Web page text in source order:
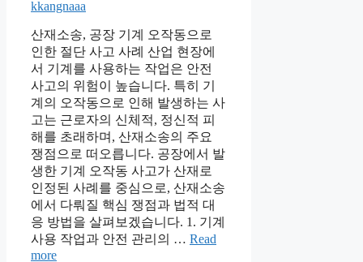
kkangnaaa
산재소송, 공장 기계 오작동으로
인한 절단 사고 사례 산업 현장에
서 기계를 사용하는 작업은 안전
사고의 위험이 높습니다. 특히 기
계의 오작동으로 인해 발생하는 사
고는 근로자의 신체적, 정신적 피
해를 초래하며, 산재소송의 주요
쟁점으로 떠오릅니다. 공장에서 발
생한 기계 오작동 사고가 산재로
인정된 사례를 중심으로, 산재소송
에서 다뤄질 핵심 쟁점과 법적 대
응 방법을 살펴보겠습니다. 1. 기계
사용 작업과 안전 관리의 … Read
more